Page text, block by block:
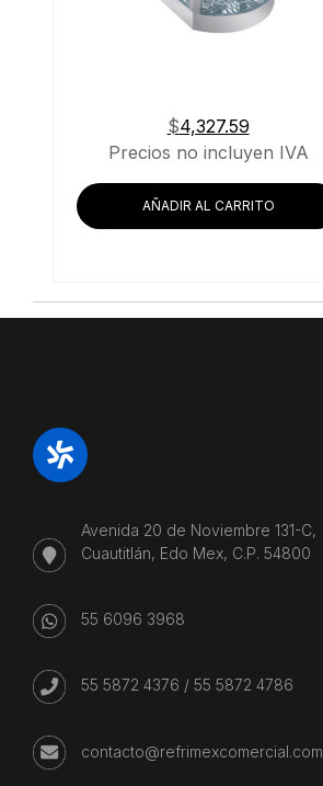
$4,327.59
Precios no incluyen IVA
AÑADIR AL CARRITO
Avenida 20 de Noviembre 131-C,
Cuautitlán, Edo Mex, C.P. 54800
55 6096 3968
55 5872 4376 / 55 5872 4786
contacto@refrimexcomercial.com